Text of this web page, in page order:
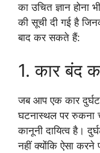
का उचित ज्ञान होना
की सूची दी गई है
बाद कर सकते हैं:
1. कार बंद
जब आप एक कार
घटनास्थल पर रुकना
कानूनी दायित्व है।
नहीं क्योंकि ऐसा करने